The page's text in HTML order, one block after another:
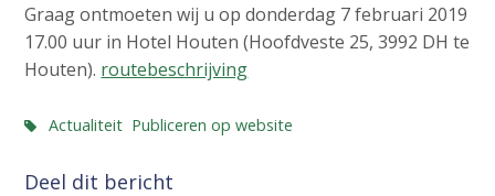
Graag ontmoeten wij u op donderdag 7 februari 2019
17.00 uur in Hotel Houten (Hoofdveste 25, 3992 DH te
Houten). routebeschrijving
Actualiteit Publiceren op website
Deel dit bericht